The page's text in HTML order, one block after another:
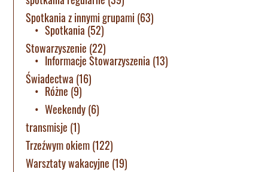
Spotkania z innymi grupami (63)
Spotkania (52)
Stowarzyszenie (22)
Informacje Stowarzyszenia (13)
Świadectwa (16)
Różne (9)
Weekendy(6)
transmisje (1)
Trzeźwym okiem(122)
Warsztaty wakacyjne (19)